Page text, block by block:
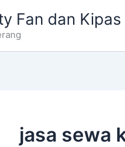
Fan dan
jasa sewa